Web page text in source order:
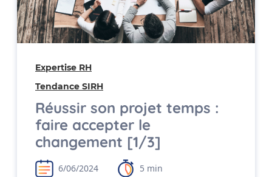
Expertise RH
Tendance SIRH
Réussir son projet temps :
faire accepter le
changement [1/3]
6/06/2024 5 min